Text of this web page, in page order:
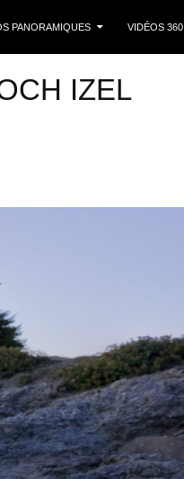
PANORAMIQUES VIDÉOS 360
IZEL